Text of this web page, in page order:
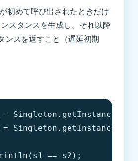
初めて呼び出されたときだけ
スタンスを生成し、それ以降
ンスを返すこと（遅延初期
Singleton.getInstance();
Singleton.getInstance();
== s2);